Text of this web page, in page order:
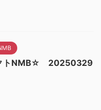
トNMB☆ 20250329